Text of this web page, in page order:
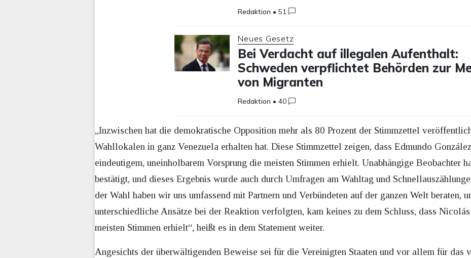
Redaktion •51
Neues Gesetz
Bei Verdacht auf illegalen Aufenthalt:
Schweden verpflichtet Behörden zur
von Migranten
Redaktion •40
„Inzwischen hat die demokratische Opposition mehr als 80 Prozent der Stimmzettel
Wahllokalen in ganz Venezuela erhalten hat. Diese Stimmzettel zeigen, dass Edmundo
eindeutigem, uneinholbarem Vorsprung die meisten Stimmen erhielt. Unabhängige Beobachter
bestätigt, und dieses Ergebnis wurde auch durch Umfragen am Wahltag und
der Wahl haben wir uns umfassend mit Partnern und Verbündeten auf der ganzen Welt beraten,
unterschiedliche Ansätze bei der Reaktion verfolgten, kam keines zu dem Schluss, dass
meisten Stimmen erhielt“, heißt es in dem Statement weiter.
Angesichts der überwältigenden Beweise sei für die Vereinigten Staaten und vor allem für das